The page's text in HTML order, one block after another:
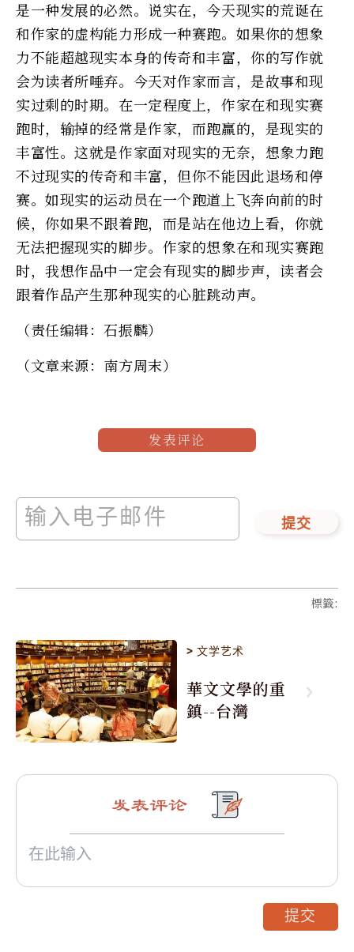
是一种发展的必然。说实在，今天现实的荒诞在
和作家的虚构能力形成一种赛跑。如果你的想象
力不能超越现实本身的传奇和丰富，你的写作就
会为读者所唾弃。今天对作家而言，是故事和现
实过剩的时期。在一定程度上，作家在和现实赛
跑时，输掉的经常是作家，而跑赢的，是现实的
丰富性。这就是作家面对现实的无奈，想象力跑
不过现实的传奇和丰富，但你不能因此退场和停
赛。如现实的运动员在一个跑道上飞奔向前的时
候，你如果不跟着跑，而是站在他边上看，你就
无法把握现实的脚步。作家的想象在和现实赛跑
时，我想作品中一定会有现实的脚步声，读者会
跟着作品产生那种现实的心脏跳动声。
（责任编辑：石振麟）
（文章来源：南方周末）
发表评论
提交
標籤:
>文学艺术
華文文學的重
鎮--台灣
发表评论
提交